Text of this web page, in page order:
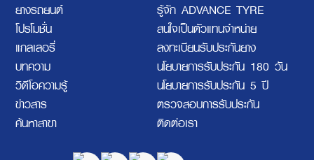
ยางรถยนต์
โปรโมชั่น
แกลเลอรี่
บทความ
วิดีโอความรู้
ข่าวสาร
ค้นหาสาขา
รู้จัก ADVANCE TYRE
สนใจเป็นตัวแทนจำหน่าย
ลงทะเบียนรับประกันยาง
นโยบายการรับประกัน 180 วัน
นโยบายการรับประกัน 5 ปี
ตรวจสอบการรับประกัน
ติดต่อเรา